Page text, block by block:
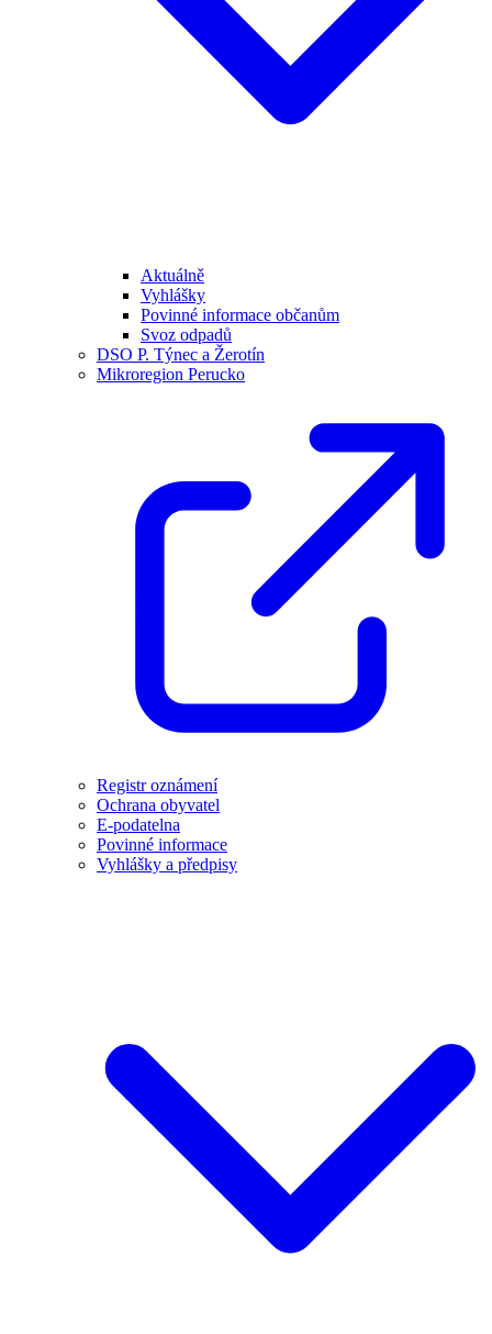
Aktuálně
Vyhlášky
Povinné informace občanům
Svoz odpadů
DSO P. Týnec a Žerotín
Mikroregion Perucko
Registr oznámení
Ochrana obyvatel
E-podatelna
Povinné informace
Vyhlášky a předpisy